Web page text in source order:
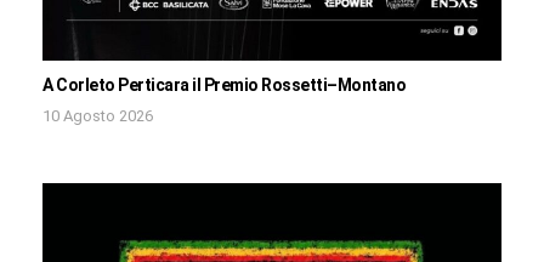
A Corleto Perticara il Premio Rossetti–Montano
10 Agosto 2026